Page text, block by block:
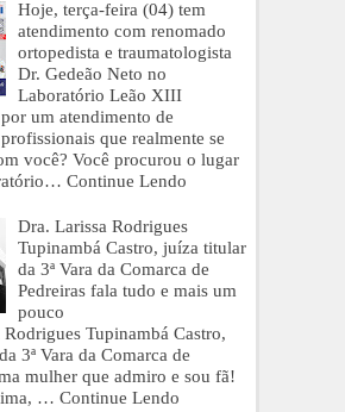
Hoje, terça-feira (04) tem
atendimento com renomado
ortopedista e traumatologista
Dr. Gedeão Neto no
Laboratório Leão XIII
um atendimento de
que realmente se
você? Você procurou o lugar
Continue Lendo
Dra. Larissa Rodrigues
Tupinambá Castro, juíza titular
da 3ª Vara da Comarca de
Pedreiras fala tudo e mais um
pouco
Tupinambá Castro,
3ª Vara da Comarca de
mulher que admiro e sou fã!
… Continue Lendo